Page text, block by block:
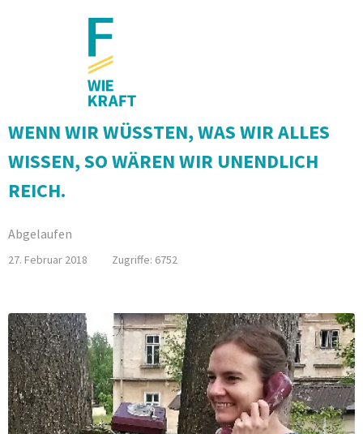
WENN WIR WÜSSTEN, WAS WIR ALLES
WISSEN, SO WÄREN WIR UNENDLICH
REICH.
Abgelaufen
27. Februar 2018 Zugriffe: 6752